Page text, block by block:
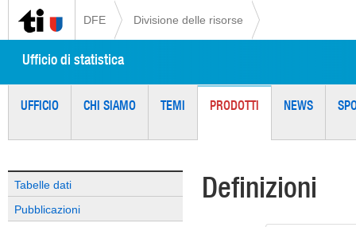
DFE Divisione delle risorse
Ufficio di statistica
UFFICIO CHI SIAMO TEMI PRODOTTI NEWS
Tabelle dati
Pubblicazioni
Definizioni